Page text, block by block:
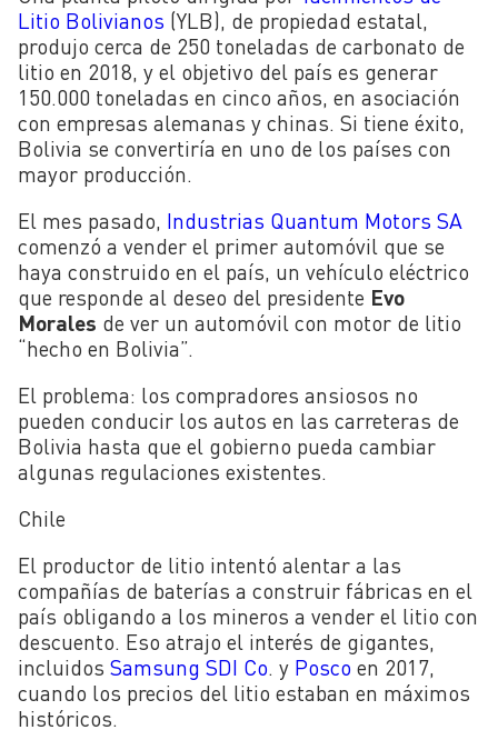
Litio Bolivianos (YLB), de propiedad estatal,
produjo cerca de 250 toneladas de carbonato de
litio en 2018, y el objetivo del país es generar
150.000 toneladas en cinco años, en asociación
con empresas alemanas y chinas. Si tiene éxito,
Bolivia se convertiría en uno de los países con
mayor producción.
El mes pasado, Industrias Quantum Motors SA
comenzó a vender el primer automóvil que se
haya construido en el país, un vehículo eléctrico
que responde al deseo del presidente Evo
Morales de ver un automóvil con motor de litio
“hecho en Bolivia”.
El problema: los compradores ansiosos no
pueden conducir los autos en las carreteras de
Bolivia hasta que el gobierno pueda cambiar
algunas regulaciones existentes.
Chile
El productor de litio intentó alentar a las
compañías de baterías a construir fábricas en el
país obligando a los mineros a vender el litio con
descuento. Eso atrajo el interés de gigantes,
incluidos Samsung SDI Co. y Posco en 2017,
cuando los precios del litio estaban en máximos
históricos.